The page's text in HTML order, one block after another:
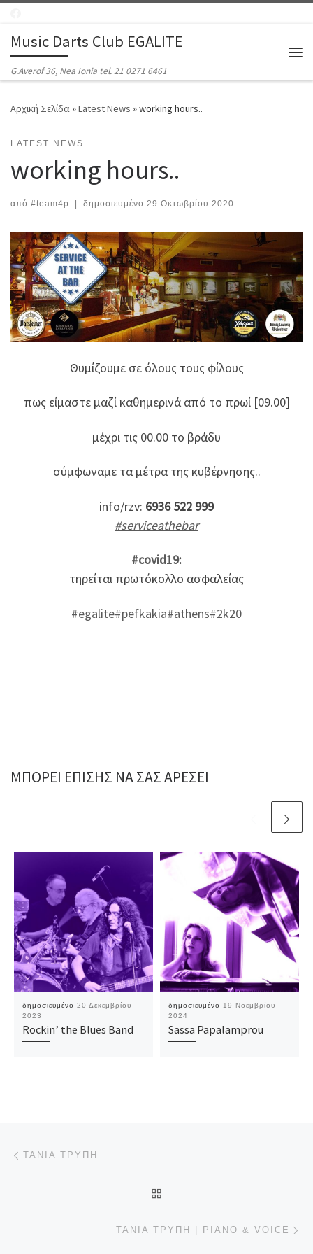
Music Darts Club EGALITE
G.Averof 36, Nea Ionia tel. 21 0271 6461
Αρχική Σελίδα»Latest News »working hours..
LATEST NEWS
working hours..
από #team4p δημοσιευμένο 29 Οκτωβρίου 2020
Θυμίζουμε σε όλους τους φίλους
πως είμαστε μαζί καθημερινά από το πρωί [09.00]
μέχρι τις 00.00 το βράδυ
σύμφωναμε τα μέτρα της κυβέρνησης..
info/rzv: 6936 522 999
#serviceathebar
#covid19:
τηρείται πρωτόκολλο ασφαλείας
#egalite#pefkakia#athens#2k20
ΜΠΟΡΕΊ ΕΠΊΣΗΣ ΝΑ ΣΑΣ ΑΡΈΣΕΙ
δημοσιευμένο 20 Δεκεμβρίου
2023
Rockin’ the Blues Band
δημοσιευμένο
19 Νοεμβρίου
2024
Sassa Papalamprou
Πλοήγηση δημοσιεύσεων
ΤΆΝΙΑ ΤΡΎΠΗ
ΤΆΝΙΑ ΤΡΎΠΗ | PIANO & VOICE